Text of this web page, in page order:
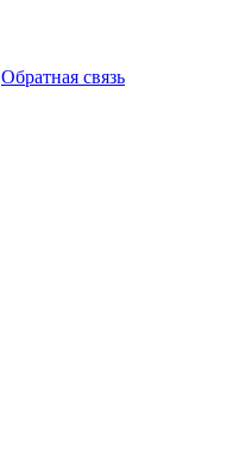
Обратная связь